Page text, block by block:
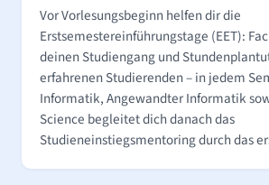
Vor Vorlesungsbeginn helfen dir die
Erstsemestereinführungstage (EET):
deinen Studiengang und
erfahrenen Studierenden – in jedem
Informatik, Angewandter Informatik
Science begleitet dich danach das
Studieneinstiegsmentoring durch das